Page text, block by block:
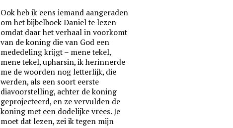
Ook heb ik eens iemand aangeraden
om het bijbelboek Daniel te lezen
omdat daar het verhaal in voorkomt
van de koning die van God een
mededeling krijgt – mene tekel,
mene tekel, upharsin, ik herinnerde
me de woorden nog letterlijk, die
werden, als een soort eerste
diavoorstelling, achter de koning
geprojecteerd, en ze vervulden de
koning met een dodelijke vrees. Je
moet dat lezen, zei ik tegen mijn